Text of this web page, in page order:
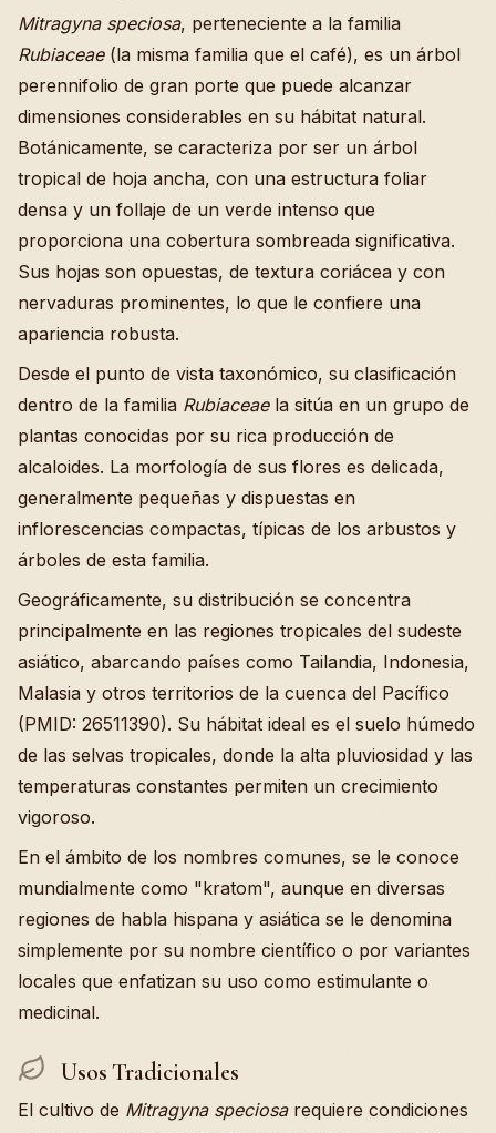
Mitragyna speciosa, perteneciente a la familia
Rubiaceae(la misma familia que el café), es un árbol
perennifolio de gran porte que puede alcanzar
dimensiones considerables en su hábitat natural.
Botánicamente, se caracteriza por ser un árbol
tropical de hoja ancha, con una estructura foliar
densa y un follaje de un verde intenso que
proporciona una cobertura sombreada significativa.
Sus hojas son opuestas, de textura coriácea y con
nervaduras prominentes, lo que le confiere una
apariencia robusta.
Desde el punto de vista taxonómico, su clasificación
dentro de la familia Rubiaceaela sitúa en un grupo de
plantas conocidas por su rica producción de
alcaloides. La morfología de sus flores es delicada,
generalmente pequeñas y dispuestas en
inflorescencias compactas, típicas de los arbustos y
árboles de esta familia.
Geográficamente, su distribución se concentra
principalmente en las regiones tropicales del sudeste
asiático, abarcando países como Tailandia, Indonesia,
Malasia y otros territorios de la cuenca del Pacífico
(PMID: 26511390). Su hábitat ideal es el suelo húmedo
de las selvas tropicales, donde la alta pluviosidad y las
temperaturas constantes permiten un crecimiento
vigoroso.
En el ámbito de los nombres comunes, se le conoce
mundialmente como "kratom", aunque en diversas
regiones de habla hispana y asiática se le denomina
simplemente por su nombre científico o por variantes
locales que enfatizan su uso como estimulante o
medicinal.
Usos Tradicionales
El cultivo de Mitragyna speciosarequiere condiciones